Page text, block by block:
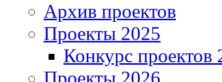
Архив проектов
Проекты 2025
Конкурс проектов